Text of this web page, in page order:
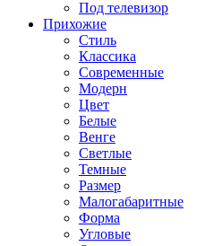
Под телевизор
Прихожие
Стиль
Классика
Современные
Модерн
Цвет
Белые
Венге
Светлые
Темные
Размер
Малогабаритные
Форма
Угловые